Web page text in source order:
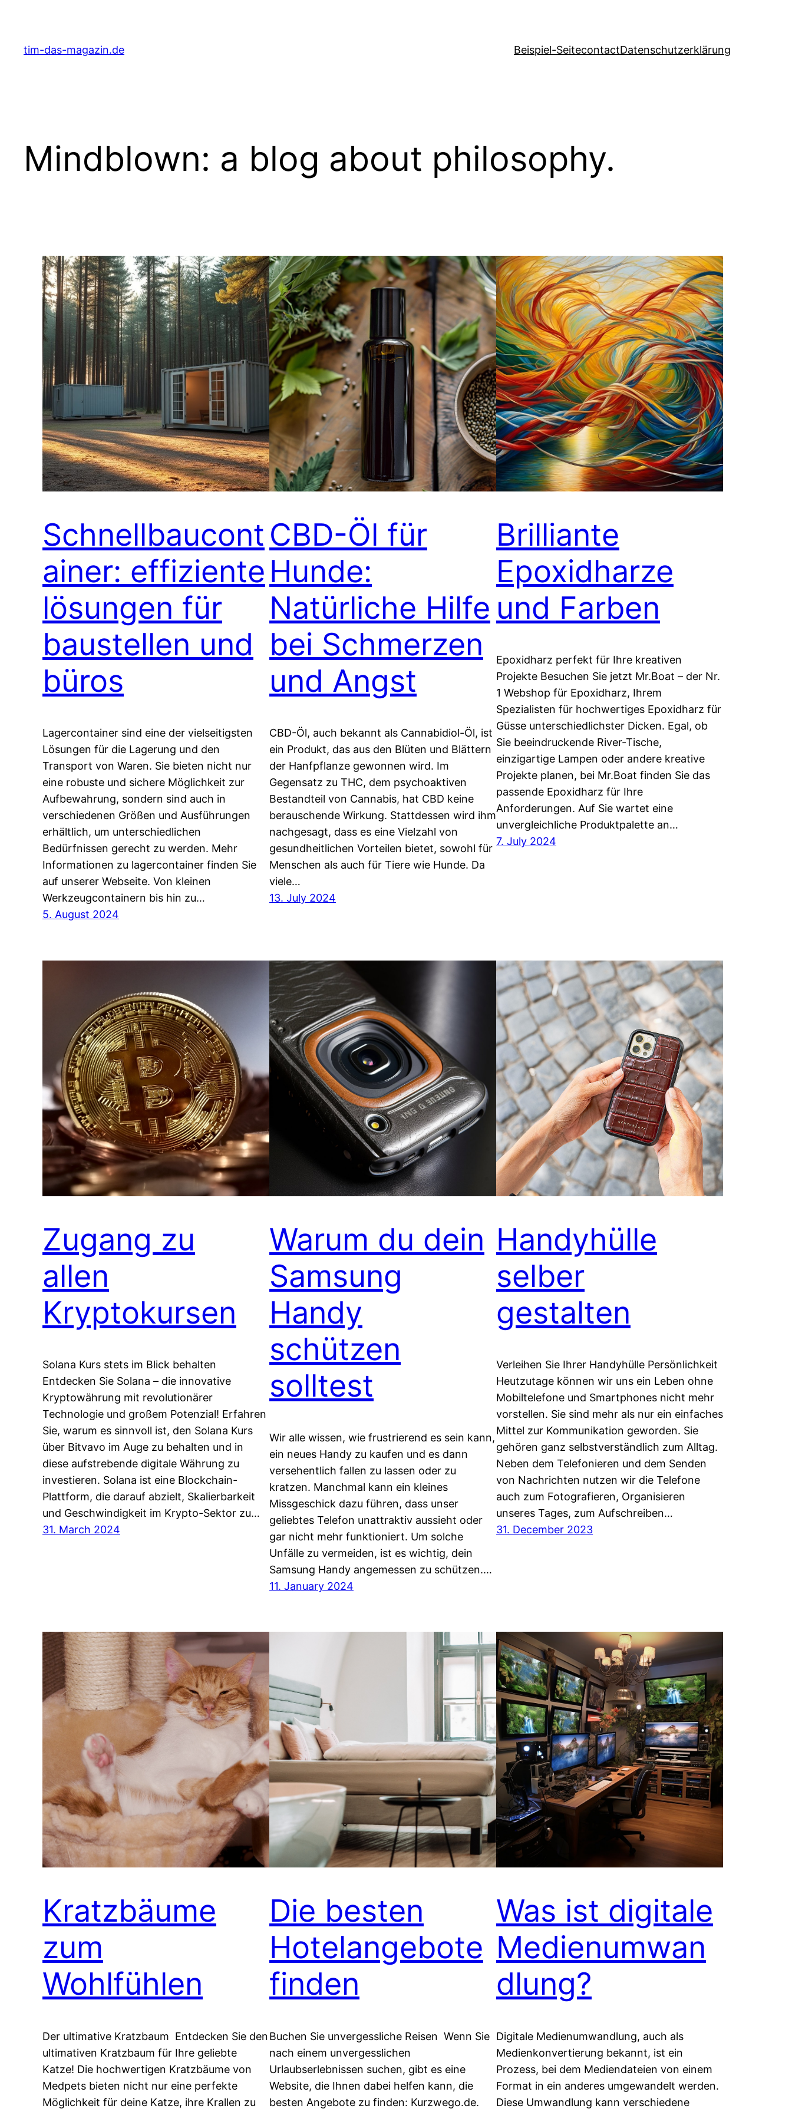
contenttim-das-magazin.de Beispiel-SeitecontactDatenschutzerklärung
Mindblown: a blog about philosophy.
Schnellbaucont
ainer: effiziente
lösungen für
baustellen und
büros
Lagercontainer sind eine der vielseitigsten
Lösungen für die Lagerung und den
Transport von Waren. Sie bieten nicht nur
eine robuste und sichere Möglichkeit zur
Aufbewahrung, sondern sind auch in
verschiedenen Größen und Ausführungen
erhältlich, um unterschiedlichen
Bedürfnissen gerecht zu werden. Mehr
Informationen zu lagercontainer finden Sie
auf unserer Webseite. Von kleinen
Werkzeugcontainern bis hin zu…
5. August 2024
CBD-Öl für
Hunde:
Natürliche Hilfe
bei Schmerzen
und Angst
CBD-Öl, auch bekannt als Cannabidiol-Öl, ist
ein Produkt, das aus den Blüten und Blättern
der Hanfpflanze gewonnen wird. Im
Gegensatz zu THC, dem psychoaktiven
Bestandteil von Cannabis, hat CBD keine
berauschende Wirkung. Stattdessen wird ihm
nachgesagt, dass es eine Vielzahl von
gesundheitlichen Vorteilen bietet, sowohl für
Menschen als auch für Tiere wie Hunde. Da
viele…
13. July 2024
Brilliante
Epoxidharze
und Farben
Epoxidharz perfekt für Ihre kreativen
Projekte Besuchen Sie jetzt Mr.Boat – der Nr.
1 Webshop für Epoxidharz, Ihrem
Spezialisten für hochwertiges Epoxidharz für
Güsse unterschiedlichster Dicken. Egal, ob
Sie beeindruckende River-Tische,
einzigartige Lampen oder andere kreative
Projekte planen, bei Mr.Boat finden Sie das
passende Epoxidharz für Ihre
Anforderungen. Auf Sie wartet eine
unvergleichliche Produktpalette an…
7. July 2024
Zugang zu
allen
Kryptokursen
Solana Kurs stets im Blick behalten
Entdecken Sie Solana – die innovative
Kryptowährung mit revolutionärer
Technologie und großem Potenzial! Erfahren
Sie, warum es sinnvoll ist, den Solana Kurs
über Bitvavo im Auge zu behalten und in
diese aufstrebende digitale Währung zu
investieren. Solana ist eine Blockchain-
Plattform, die darauf abzielt, Skalierbarkeit
und Geschwindigkeit im Krypto-Sektor zu…
31. March 2024
Warum du dein
Samsung
Handy
schützen
solltest
Wir alle wissen, wie frustrierend es sein kann,
ein neues Handy zu kaufen und es dann
versehentlich fallen zu lassen oder zu
kratzen. Manchmal kann ein kleines
Missgeschick dazu führen, dass unser
geliebtes Telefon unattraktiv aussieht oder
gar nicht mehr funktioniert. Um solche
Unfälle zu vermeiden, ist es wichtig, dein
Samsung Handy angemessen zu schützen.…
11. January 2024
Handyhülle
selber
gestalten
Verleihen Sie Ihrer Handyhülle Persönlichkeit
Heutzutage können wir uns ein Leben ohne
Mobiltelefone und Smartphones nicht mehr
vorstellen. Sie sind mehr als nur ein einfaches
Mittel zur Kommunikation geworden. Sie
gehören ganz selbstverständlich zum Alltag.
Neben dem Telefonieren und dem Senden
von Nachrichten nutzen wir die Telefone
auch zum Fotografieren, Organisieren
unseres Tages, zum Aufschreiben…
31. December 2023
Kratzbäume
zum
Wohlfühlen
Der ultimative Kratzbaum Entdecken Sie den
ultimativen Kratzbaum für Ihre geliebte
Katze! Die hochwertigen Kratzbäume von
Medpets bieten nicht nur eine perfekte
Möglichkeit für deine Katze, ihre Krallen zu
Die besten
Hotelangebote
finden
Buchen Sie unvergessliche Reisen Wenn Sie
nach einem unvergesslichen
Urlaubserlebnissen suchen, gibt es eine
Website, die Ihnen dabei helfen kann, die
besten Angebote zu finden: Kurzwego.de.
Was ist digitale
Medienumwan
dlung?
Digitale Medienumwandlung, auch als
Medienkonvertierung bekannt, ist ein
Prozess, bei dem Mediendateien von einem
Format in ein anderes umgewandelt werden.
Diese Umwandlung kann verschiedene